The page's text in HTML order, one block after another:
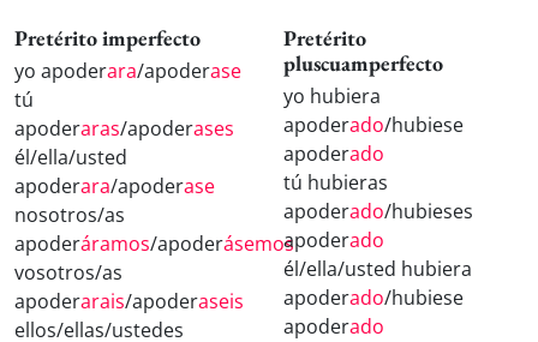
Pretérito imperfecto
yo apoderara/apoderase
tú
apoderaras/apoderases
él/ella/usted
apoderara/apoderase
nosotros/as
apoderáramos/apoderásemos
vosotros/as
apoderarais/apoderaseis
ellos/ellas/ustedes
Pretérito
pluscuamperfecto
yo hubiera
apoderado/hubiese
apoderado
tú hubieras
apoderado/hubieses
apoderado
él/ella/usted hubiera
apoderado/hubiese
apoderado